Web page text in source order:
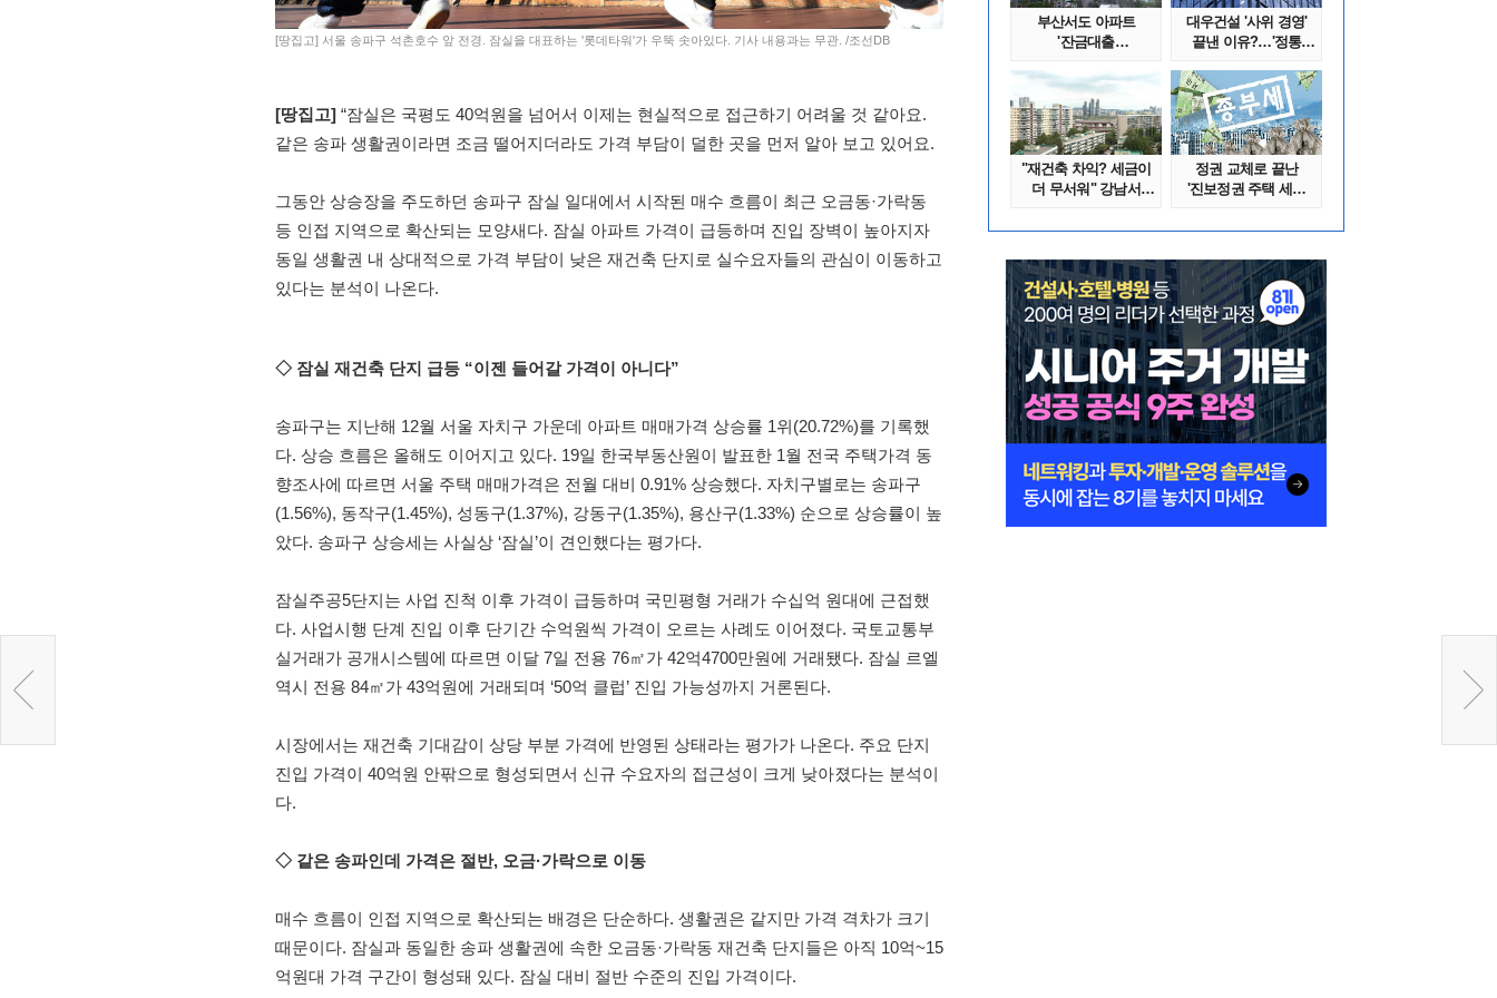
[땅집고] 서울 송파구 석촌호수 앞 전경. 잠실을 대표하는 '롯데타워'가 우뚝 솟아있다. 기사 내용과는 무관. /조선DB
[땅집고] “잠실은 국평도 40억원을 넘어서 이제는 현실적으로 접근하기 어려울 것 같아요.
같은 송파 생활권이라면 조금 떨어지더라도 가격 부담이 덜한 곳을 먼저 알아 보고 있어요.
그동안 상승장을 주도하던 송파구 잠실 일대에서 시작된 매수 흐름이 최근 오금동·가락동
등 인접 지역으로 확산되는 모양새다. 잠실 아파트 가격이 급등하며 진입 장벽이 높아지자
동일 생활권 내 상대적으로 가격 부담이 낮은 재건축 단지로 실수요자들의 관심이 이동하고
있다는 분석이 나온다.
◇ 잠실 재건축 단지 급등 “이젠 들어갈 가격이 아니다”
송파구는 지난해 12월 서울 자치구 가운데 아파트 매매가격 상승률 1위(20.72%)를 기록했
다. 상승 흐름은 올해도 이어지고 있다. 19일 한국부동산원이 발표한 1월 전국 주택가격 동
향조사에 따르면 서울 주택 매매가격은 전월 대비 0.91% 상승했다. 자치구별로는 송파구
(1.56%), 동작구(1.45%), 성동구(1.37%), 강동구(1.35%), 용산구(1.33%) 순으로 상승률이 높
았다. 송파구 상승세는 사실상 ‘잠실’이 견인했다는 평가다.
잠실주공5단지는 사업 진척 이후 가격이 급등하며 국민평형 거래가 수십억 원대에 근접했
다. 사업시행 단계 진입 이후 단기간 수억원씩 가격이 오르는 사례도 이어졌다. 국토교통부
실거래가 공개시스템에 따르면 이달 7일 전용 76㎡가 42억4700만원에 거래됐다. 잠실 르엘
역시 전용 84㎡가 43억원에 거래되며 ‘50억 클럽’ 진입 가능성까지 거론된다.
시장에서는 재건축 기대감이 상당 부분 가격에 반영된 상태라는 평가가 나온다. 주요 단지
진입 가격이 40억원 안팎으로 형성되면서 신규 수요자의 접근성이 크게 낮아졌다는 분석이
다.
◇ 같은 송파인데 가격은 절반, 오금·가락으로 이동
매수 흐름이 인접 지역으로 확산되는 배경은 단순하다. 생활권은 같지만 가격 격차가 크기
때문이다. 잠실과 동일한 송파 생활권에 속한 오금동·가락동 재건축 단지들은 아직 10억~15
억원대 가격 구간이 형성돼 있다. 잠실 대비 절반 수준의 진입 가격이다.
부산서도 아파트
'잔금대출
지시..
대우건설 '사위 경영'
끝낸 이유?…'정통
"재건축 차익? 세금이
더 무서워" 강남서
정권 교체로 끝난
'진보정권 주택 세금